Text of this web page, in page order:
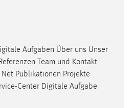
Aufgaben Über uns Unser
Team und Kontakt
Net Publikationen Projekte
Center Digitale Aufgabe